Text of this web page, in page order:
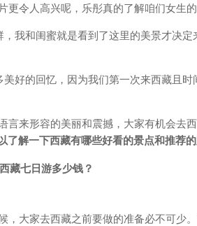
令人高兴呢，乐彤真的了解咱们女生的
我和闺蜜就是看到了这里的美景才决
好的回忆，因为我们第一次来西藏且
来形容的美丽和震撼，大家有机会去
解一下西藏有哪些好看的景点和推荐的
大家去西藏之前要做的准备必不可少